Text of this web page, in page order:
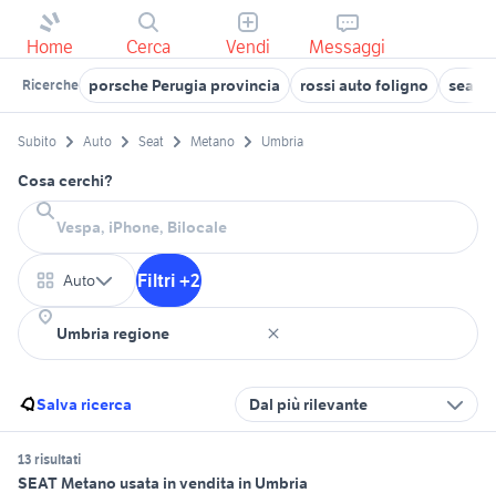
Home Cerca Vendi Messaggi
Ricerche porsche Perugia provincia rossi auto foligno seat
Subito Auto Seat Metano Umbria
Cosa cerchi?
Auto Filtri +2
Salva ricerca Dal più rilevante
13 risultati
SEAT Metano usata in vendita in Umbria